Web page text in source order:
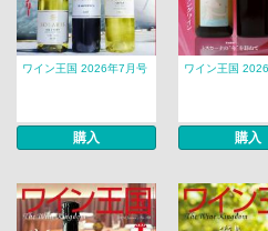
ワイン王国 2026年7月号
購入
ワイン王国
購入